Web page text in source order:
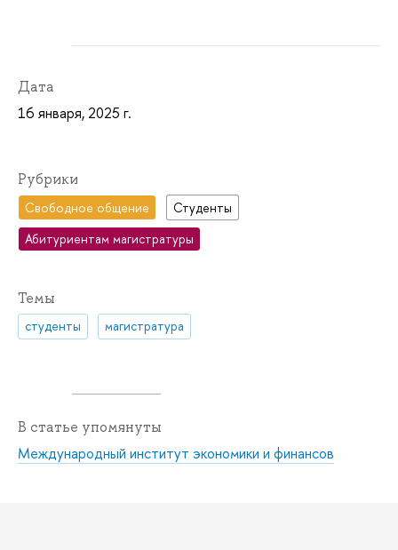
Дата
16 января, 2025 г.
Рубрики
Свободное общение
Студенты
Абитуриентам магистратуры
Темы
студенты магистратура
В статье упомянуты
Международный институт экономики и финансов